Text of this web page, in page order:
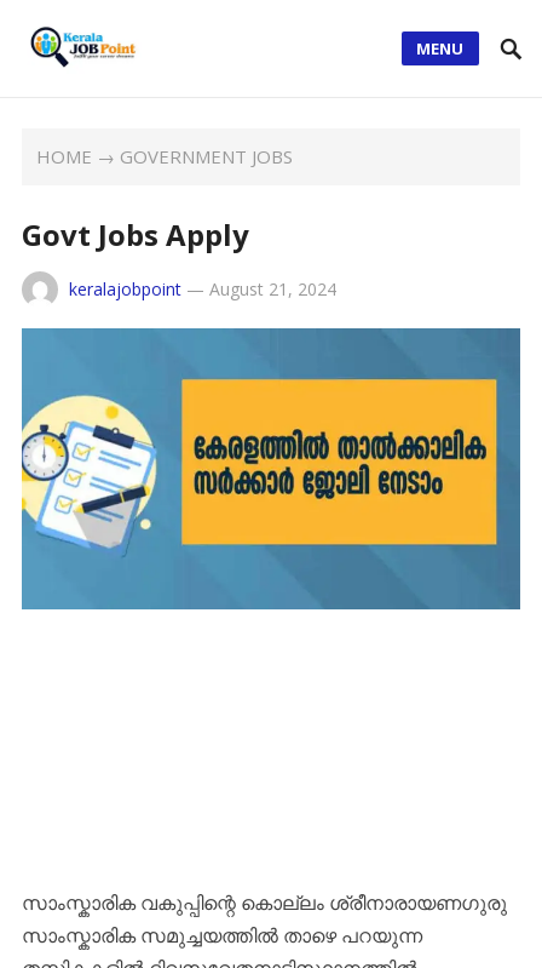
MENU
HOME → GOVERNMENT JOBS
Govt Jobs Apply
keralajobpoint— August 21, 2024
സാംസ്കാരിക വകുപ്പിന്റെ കൊല്ലം ശ്രീനാരായണഗുരു
സാംസ്കാരിക സമുച്ചയത്തിൽ താഴെ പറയുന്ന